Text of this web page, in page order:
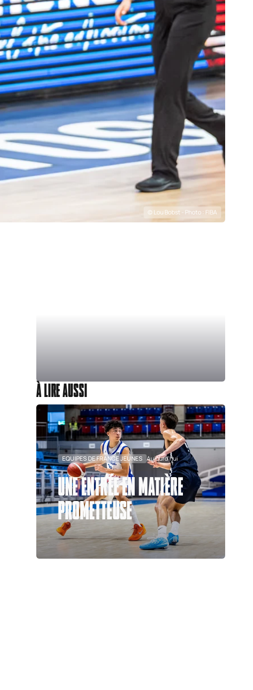
© Lou Bobst - Photo : FIBA
À LIRE AUSSI
EQUIPES DE FRANCE JEUNES Aujourd'hui
UNE ENTRÉE EN MATIÈRE
PROMETTEUSE